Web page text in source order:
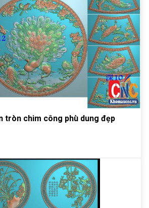
tròn chim công phù dung đẹp